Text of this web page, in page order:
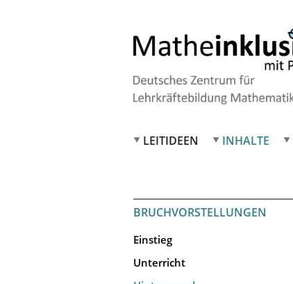
LEITIDEEN INHALTE
BRUCHVORSTELLUNGEN
Einstieg
Unterricht